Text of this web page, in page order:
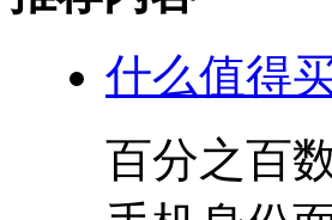
什么值得
百分之百